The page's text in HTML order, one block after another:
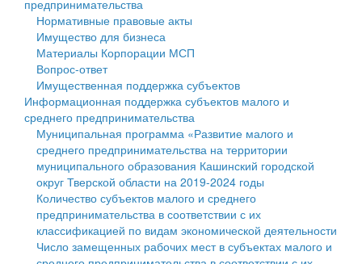
Государственные услуги
Промышленность и АПК
Экономика и бизнес
...
Символика
Устав
Гостям округа
Туризм
Культура
Образование
Здравоохранение
Социальная защита
муниципального округа Тверской области
Администрация Кашинского муниципального округа
Тверской области
Управление сельскими территориями
Открытые данные
Работа с обращениями граждан
Муниципальный контроль
Муниципальные услуги
Финансовое управление
Бюджет для граждан
Имущество
Выявление правообладателей ранее учтенных
объектов недвижимости
Имущественная поддержка субъектов малого и
среднего предпринимательства
Информационная поддержка субъектов малого и
предпринимательства
Нормативные правовые акты
Имущество для бизнеса
Материалы Корпорации МСП
Вопрос-ответ
Имущественная поддержка субъектов
Информационная поддержка субъектов малого и
среднего предпринимательства
Муниципальная программа «Развитие малого и
среднего предпринимательства на территории
муниципального образования Кашинский городской
округ Тверской области на 2019-2024 годы
Количество субъектов малого и среднего
предпринимательства в соответствии с их
классификацией по видам экономической деятельности
Число замещенных рабочих мест в субъектах малого и